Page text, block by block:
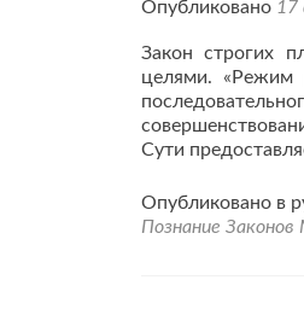
Опубликовано
Закон строгих
целями. «Режим
Сути
Опубликовано в
Познание Законов